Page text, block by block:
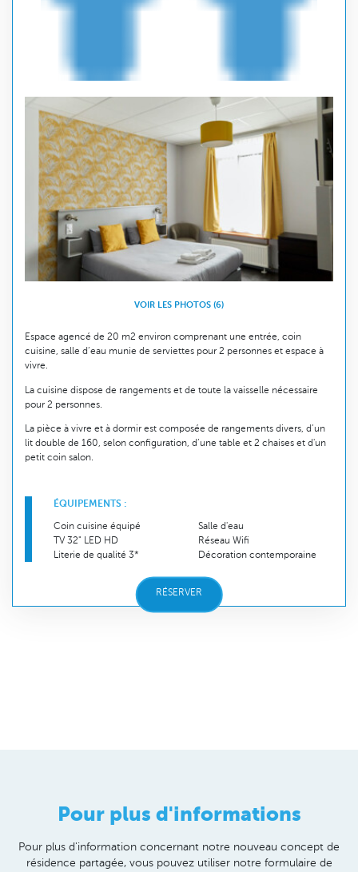
VOIR LES PHOTOS (6)
Espace agencé de 20 m2 environ comprenant une entrée, coin
cuisine, salle d’eau munie de serviettes pour 2 personnes et espace à
vivre.
La cuisine dispose de rangements et de toute la vaisselle nécessaire
pour 2 personnes.
La pièce à vivre et à dormir est composée de rangements divers, d’un
lit double de 160, selon configuration, d’une table et 2 chaises et d'un
petit coin salon.
ÉQUIPEMENTS :
Coin cuisine équipé
TV 32" LED HD
Literie de qualité 3*
Salle d'eau
Réseau Wifi
Décoration contemporaine
RÉSERVER
Pour plus d'informations
Pour plus d'information concernant notre nouveau concept de
résidence partagée, vous pouvez utiliser notre formulaire de